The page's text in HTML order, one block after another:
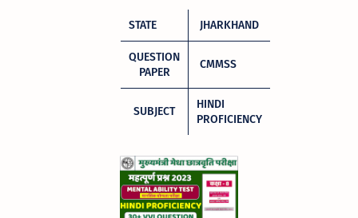
STATE JHARKHAND
QUESTION
PAPER
CMMSS
SUBJECT
HINDI
PROFICIENCY